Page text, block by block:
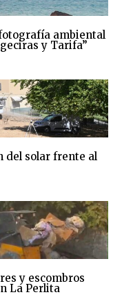
ambiental
y Tarifa”
del solar frente al
y escombros
La Perlita